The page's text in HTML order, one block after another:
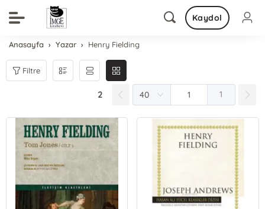
Kaydol
Anasayfa Yazar Henry Fielding
Filtre
2 1